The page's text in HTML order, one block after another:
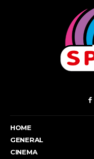
HOME
GENERAL
CINEMA